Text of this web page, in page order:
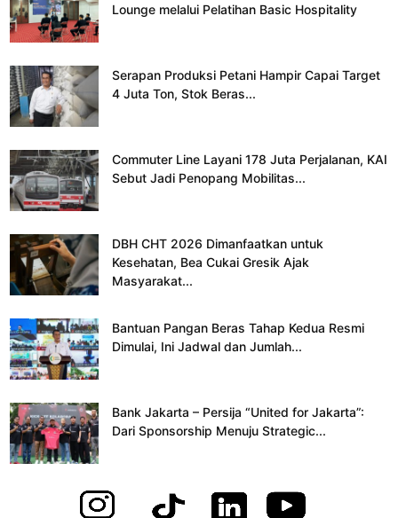
Lounge melalui Pelatihan Basic Hospitality
Serapan Produksi Petani Hampir Capai Target
4 Juta Ton, Stok Beras...
Commuter Line Layani 178 Juta Perjalanan, KAI
Sebut Jadi Penopang Mobilitas...
DBH CHT 2026 Dimanfaatkan untuk
Kesehatan, Bea Cukai Gresik Ajak
Masyarakat...
Bantuan Pangan Beras Tahap Kedua Resmi
Dimulai, Ini Jadwal dan Jumlah...
Bank Jakarta – Persija “United for Jakarta”:
Dari Sponsorship Menuju Strategic...